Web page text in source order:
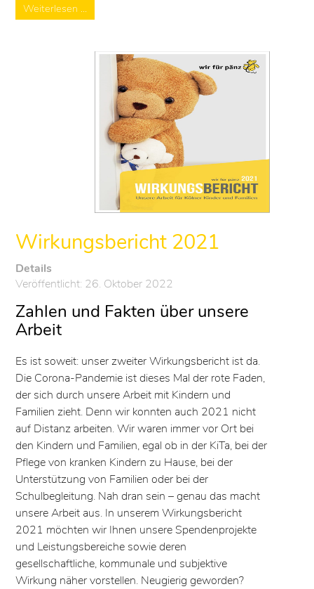
Weiterlesen …
Wirkungsbericht 2021
Details
Veröffentlicht: 26. Oktober 2022
Zahlen und Fakten über unsere
Arbeit
Es ist soweit: unser zweiter Wirkungsbericht ist da.
Die Corona-Pandemie ist dieses Mal der rote Faden,
der sich durch unsere Arbeit mit Kindern und
Familien zieht. Denn wir konnten auch 2021 nicht
auf Distanz arbeiten. Wir waren immer vor Ort bei
den Kindern und Familien, egal ob in der KiTa, bei der
Pflege von kranken Kindern zu Hause, bei der
Unterstützung von Familien oder bei der
Schulbegleitung. Nah dran sein – genau das macht
unsere Arbeit aus. In unserem Wirkungsbericht
2021 möchten wir Ihnen unsere Spendenprojekte
und Leistungsbereiche sowie deren
gesellschaftliche, kommunale und subjektive
Wirkung näher vorstellen. Neugierig geworden?